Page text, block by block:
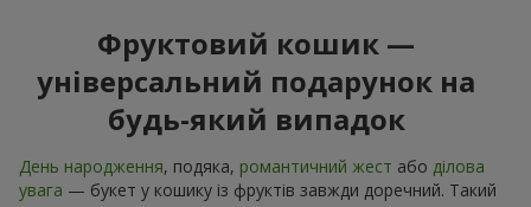
Фруктовий кошик —
універсальний подарунок на
будь-який випадок
День народження, подяка, романтичний жест або ділова
увага — букет у кошику із фруктів завжди доречний. Такий